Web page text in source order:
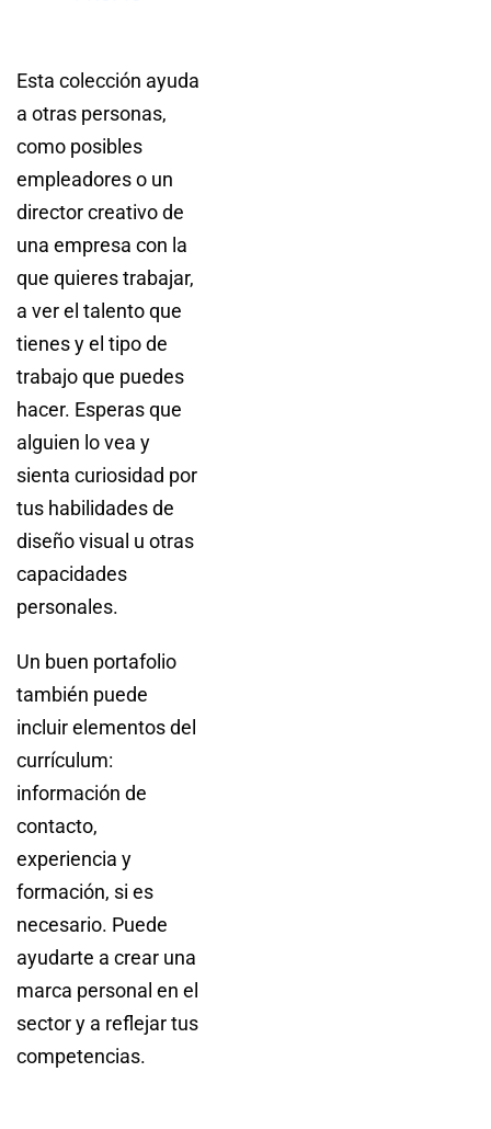
Esta colección ayuda
a otras personas,
como posibles
empleadores o un
director creativo de
una empresa con la
que quieres trabajar,
a ver el talento que
tienes y el tipo de
trabajo que puedes
hacer. Esperas que
alguien lo vea y
sienta curiosidad por
tus habilidades de
diseño visual u otras
capacidades
personales.
Un buen portafolio
también puede
incluir elementos del
currículum:
información de
contacto,
experiencia y
formación, si es
necesario. Puede
ayudarte a crear una
marca personal en el
sector y a reflejar tus
competencias.